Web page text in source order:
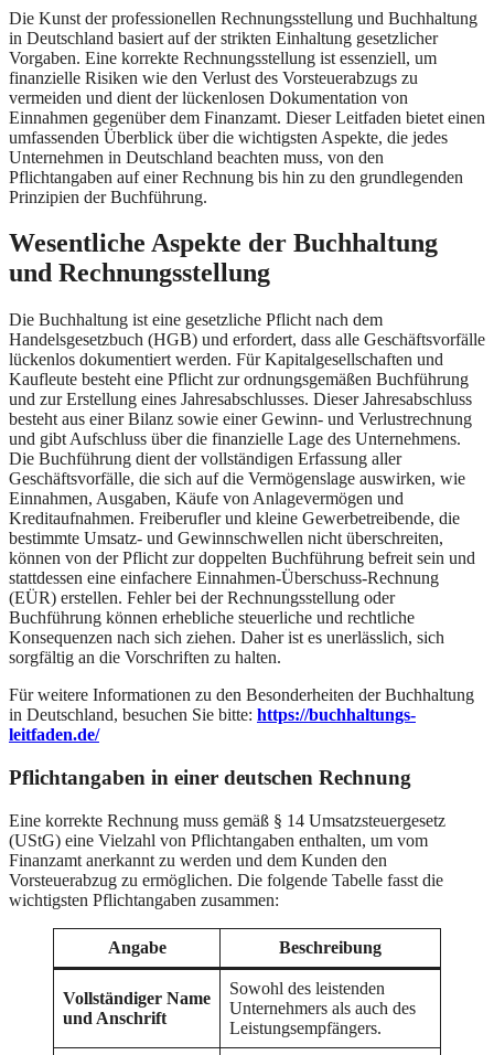
Die Kunst der professionellen Rechnungsstellung und Buchhaltung
in Deutschland basiert auf der strikten Einhaltung gesetzlicher
Vorgaben. Eine korrekte Rechnungsstellung ist essenziell, um
finanzielle Risiken wie den Verlust des Vorsteuerabzugs zu
vermeiden und dient der lückenlosen Dokumentation von
Einnahmen gegenüber dem Finanzamt. Dieser Leitfaden bietet einen
umfassenden Überblick über die wichtigsten Aspekte, die jedes
Unternehmen in Deutschland beachten muss, von den
Pflichtangaben auf einer Rechnung bis hin zu den grundlegenden
Prinzipien der Buchführung.
Wesentliche Aspekte der Buchhaltung
und Rechnungsstellung
Die Buchhaltung ist eine gesetzliche Pflicht nach dem
Handelsgesetzbuch (HGB) und erfordert, dass alle Geschäftsvorfälle
lückenlos dokumentiert werden. Für Kapitalgesellschaften und
Kaufleute besteht eine Pflicht zur ordnungsgemäßen Buchführung
und zur Erstellung eines Jahresabschlusses. Dieser Jahresabschluss
besteht aus einer Bilanz sowie einer Gewinn- und Verlustrechnung
und gibt Aufschluss über die finanzielle Lage des Unternehmens.
Die Buchführung dient der vollständigen Erfassung aller
Geschäftsvorfälle, die sich auf die Vermögenslage auswirken, wie
Einnahmen, Ausgaben, Käufe von Anlagevermögen und
Kreditaufnahmen. Freiberufler und kleine Gewerbetreibende, die
bestimmte Umsatz- und Gewinnschwellen nicht überschreiten,
können von der Pflicht zur doppelten Buchführung befreit sein und
stattdessen eine einfachere Einnahmen-Überschuss-Rechnung
(EÜR) erstellen. Fehler bei der Rechnungsstellung oder
Buchführung können erhebliche steuerliche und rechtliche
Konsequenzen nach sich ziehen. Daher ist es unerlässlich, sich
sorgfältig an die Vorschriften zu halten.
Für weitere Informationen zu den Besonderheiten der Buchhaltung
in Deutschland, besuchen Sie bitte: https://buchhaltungs-
leitfaden.de/
Pflichtangaben in einer deutschen Rechnung
Eine korrekte Rechnung muss gemäß § 14 Umsatzsteuergesetz
(UStG) eine Vielzahl von Pflichtangaben enthalten, um vom
Finanzamt anerkannt zu werden und dem Kunden den
Vorsteuerabzug zu ermöglichen. Die folgende Tabelle fasst die
wichtigsten Pflichtangaben zusammen:
Angabe Beschreibung
Vollständiger Name
und Anschrift
Sowohl des leistenden
Unternehmers als auch des
Leistungsempfängers.